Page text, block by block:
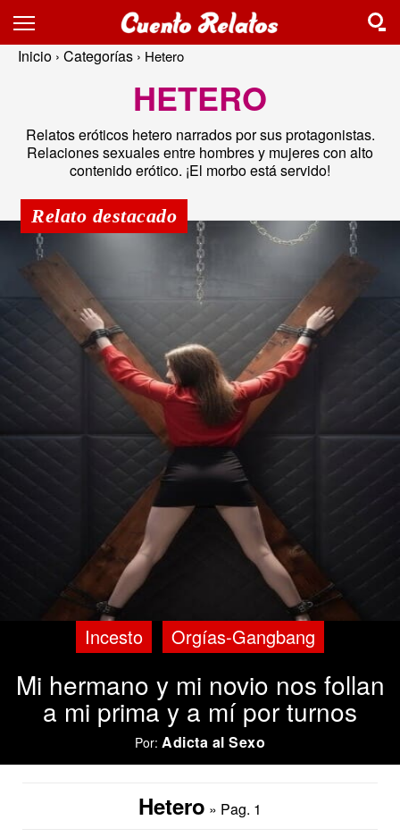
Inicio › Categorías › Hetero
HETERO
Relatos eróticos hetero narrados por sus protagonistas.
Relaciones sexuales entre hombres y mujeres con alto
contenido erótico. ¡El morbo está servido!
Relato destacado
Incesto Orgías-Gangbang
Mi hermano y mi novio nos follan
a mi prima y a mí por turnos
Por: Adicta al Sexo
Hetero » Pag. 1